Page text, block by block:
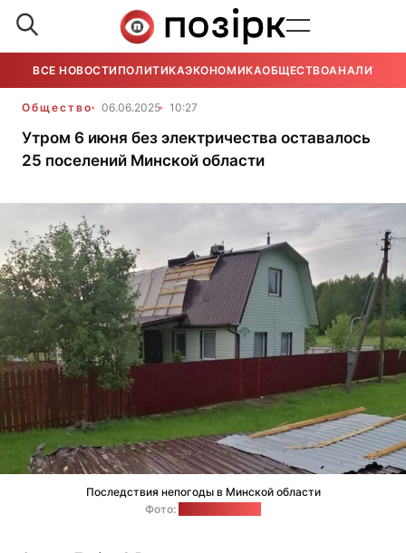
ВСЕ НОВОСТИ ПОЛИТИКАЭКОНОМИКАОБЩЕСТВОАНАЛИТИКА
Общество 06.06.2025 10:27
Утром 6 июня без электричества оставалось
25 поселений Минской области
Последствия непогоды в Минской области
Фото: